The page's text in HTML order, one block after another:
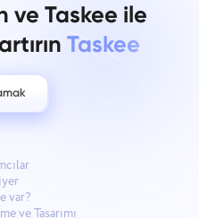
ve Taskee ile
Taskee
var?
ve Tasarımı